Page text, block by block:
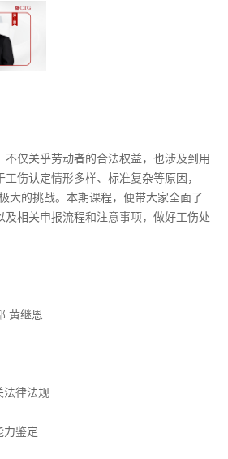
不仅关乎劳动者的合法权益，也涉及到用
伤认定情形多样、标准复杂等原因，
大的挑战。本期课程，便带大家全面了
及相关申报流程和注意事项，做好工伤处
黄继恩
法律法规
力鉴定